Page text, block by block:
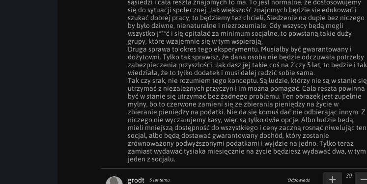
sąsiedzi i cała reszta znajomych to ma. To jest normalne, że dostosowujemy
się do sytuacji społecznej. Jak większość znajomych będzie się edukować i
szukać dobrej pracy, to będziemy też chcieli. Siedzenie na dupie bez niczego
by było dziwne, nienaturalne i niezrozumiałe. Gdy wszyscy będą mogli
wszystko j***ć i się opitalać za minimum socjalne, to powstaną takie duży
grupy, które wzajemnie się w tym wspierają.
Druga sprawa to okres tego eksperymentu. Musiałby być gwarantowany i
dożytowni. Tylko tak sprawisz, że dana osoba nie będzie odczuwała potrzeby
zabezpieczenia przyszłości. Jak dasz jej takie coś na 2 czy 5 lat, to będzie i tak
wiedziała, że to tylko dodatek i musi dalej radzić sobie sama.
Tak czy srak, nie rozumiem tego konceptu. Są ludzie, którzy nie są w stanie się
utrzymać z niezależnych przyczyn i im można pomagać. Cała reszta powinna
być w stanie się utrzymać bez żadnego problemu. Ten obrazek jest zupełnie
mylny, bo to czerwone zamieni się ze zbierania pieniędzy na życie w
zbieranie pieniędzy na podatki. Nie da się komuś dać nie odbierając innym. Z
niczego nie wyczarujemy kasy, więc są tylko dwie opcje. Albo ludzie będą
mieli mniejszą dostępność do wszystkiego i ceny zaczną rosnąć niwelując ten
socjal, albo będą dostawać gwarantowany dochód, który zostanie
zrównoważony podwyższonymi podatkami i wyjdzie na jedno. Tylko teraz
zamiast wydawać tysiaka miesięcznie na życie będziesz wydawać dwa, w tym
jeden z socjalu.
grodt 5 lat temu Odpowiedz
30